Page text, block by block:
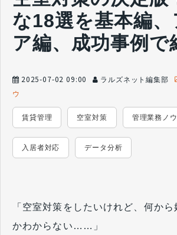
な18選を基本編
ア編、成功事例で
2025-07-02 09:00 ラルズネット編集部
ウ
賃貸管理 空室対策 管理業務ノ
入居者対応 データ分析
「空室対策をしたいけれど、何か
かわからない……」